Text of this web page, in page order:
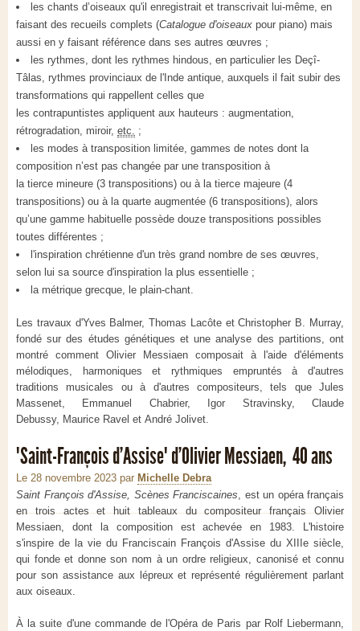
les chants d’oiseaux qu'il enregistrait et transcrivait lui-même, en
faisant des recueils complets (Catalogue d'oiseaux pour piano) mais
aussi en y faisant référence dans ses autres œuvres ;
les rythmes, dont les rythmes hindous, en particulier les Deçî-
Tâlas, rythmes provinciaux de l'Inde antique, auxquels il fait subir des
transformations qui rappellent celles que
les contrapuntistes appliquent aux hauteurs : augmentation,
rétrogradation, miroir, etc. ;
les modes à transposition limitée, gammes de notes dont la
composition n’est pas changée par une transposition à
la tierce mineure (3 transpositions) ou à la tierce majeure (4
transpositions) ou à la quarte augmentée (6 transpositions), alors
qu’une gamme habituelle possède douze transpositions possibles
toutes différentes ;
l'inspiration chrétienne d'un très grand nombre de ses œuvres,
selon lui sa source d'inspiration la plus essentielle ;
la métrique grecque, le plain-chant.
Les travaux d'Yves Balmer, Thomas Lacôte et Christopher B. Murray,
fondé sur des études génétiques et une analyse des partitions, ont
montré comment Olivier Messiaen composait à l'aide d'éléments
mélodiques, harmoniques et rythmiques empruntés à d'autres
traditions musicales ou à d'autres compositeurs, tels que Jules
Massenet, Emmanuel Chabrier, Igor Stravinsky, Claude
Debussy, Maurice Ravel et André Jolivet.
"Saint-François d’Assise" d’Olivier Messiaen, 40 ans
Le 28 novembre 2023 par Michelle Debra
Saint François d'Assise, Scènes Franciscaines, est un opéra français
en trois actes et huit tableaux du compositeur français Olivier
Messiaen, dont la composition est achevée en 1983. L'histoire
s'inspire de la vie du Franciscain François d'Assise du XIIIe siècle,
qui fonde et donne son nom à un ordre religieux, canonisé et connu
pour son assistance aux lépreux et représenté régulièrement parlant
aux oiseaux.
À la suite d'une commande de l'Opéra de Paris par Rolf Liebermann,